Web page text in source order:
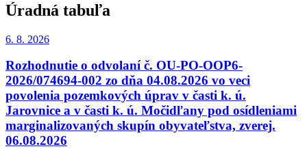
Úradná tabuľa
6. 8. 2026
Rozhodnutie o odvolaní č. OU-PO-OOP6-
2026/074694-002 zo dňa 04.08.2026 vo veci
povolenia pozemkových úprav v časti k. ú.
Jarovnice a v časti k. ú. Močidľany pod osídleniami
marginalizovaných skupín obyvateľstva, zverej.
06.08.2026